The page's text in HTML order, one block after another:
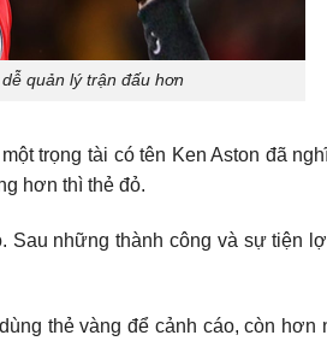
quản lý trận đấu hơn
trọng tài có tên Ken Aston đã
hơn thì thẻ đỏ.
những thành công và sự tiện
thẻ vàng để cảnh cáo, còn hơn